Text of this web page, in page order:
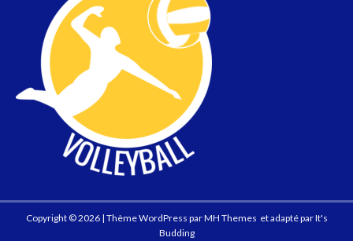
Copyright © 2026 | Thème WordPress parMH Themes et adapté parIt's
Budding